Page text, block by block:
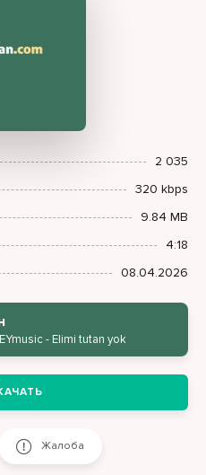
2 035
320 kbps
9.84 MB
4:18
08.04.2026
- Elimi tutan yok
Жалоба